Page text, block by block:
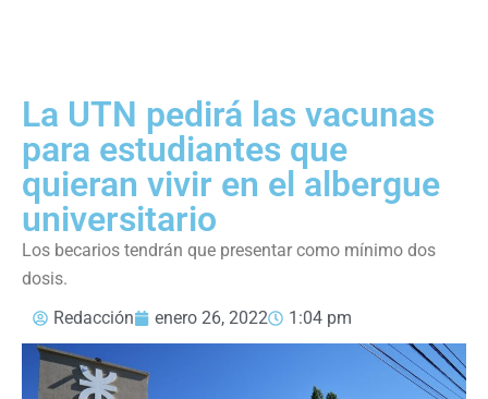
La UTN pedirá las vacunas
para estudiantes que
quieran vivir en el albergue
universitario
Los becarios tendrán que presentar como mínimo dos
dosis.
Redacción
enero 26, 2022 1:04 pm